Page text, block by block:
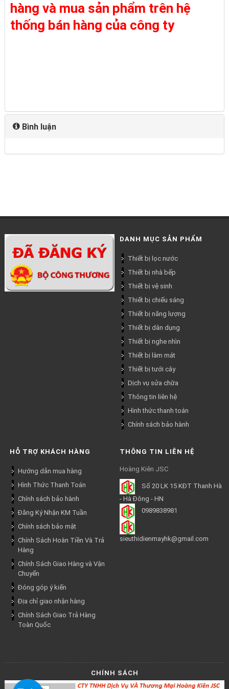
hàng và mua sản phẩm trên hệ
thống bán hàng của công ty
Bình luận
DANH MỤC SẢN PHẨM
Thiết bị lọc nước
Thiết bị nhà bếp
Thiết bị vệ sinh
Thiết bị chiếu sáng
Thiết bị năng lượng
Thiết bị dân dụng
Thiết bị nghe nhìn
Thiết bị làm mát
Thiết bị tưới cây
Dịch vụ sửa chữa
Thông tin liên hệ
Hình thức thanh toán
Chính sách bảo hành
HỖ TRỢ KHÁCH HÀNG
Hướng dẫn mua hàng
Hình Thức Thanh Toán
Chính sách bảo hành
Đăng Ký Nhận KM Tuần
Chính sách bảo mật
Chính Sách Hoàn Tiền Và Trả
Hàng
Chính Sách Giao Hàng và Vận
Chuyển
Đóng góp ý kiến
Địa chỉ giao nhận hàng
Chính Sách Giao Trả Hàng
Toàn Quốc
THÔNG TIN LIÊN HỆ
Hoàng Kiên JSC
Số 20 LK 15 KĐT Thanh Hà
- Hà Đông - HN
0989838981
sieuthidienmayhk@gmail.com
CHÍNH SÁCH